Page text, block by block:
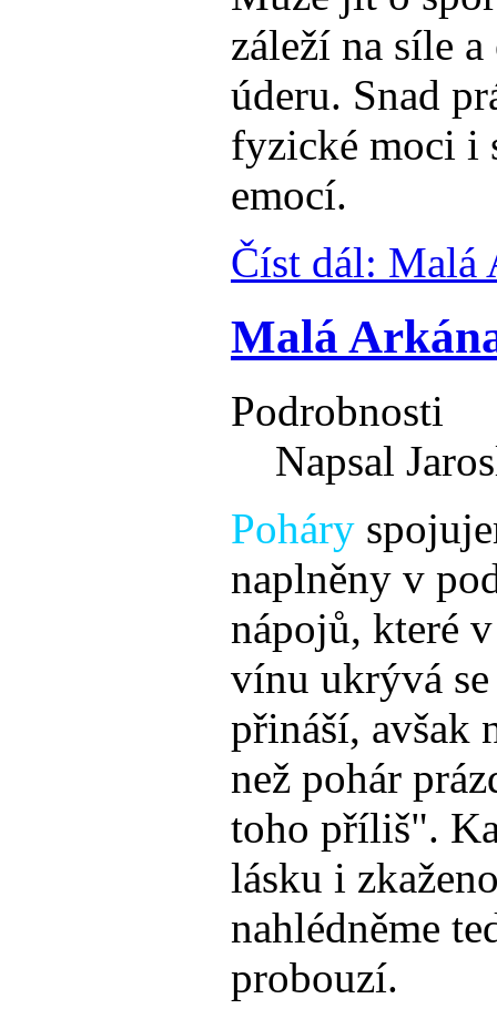
záleží na síle
úderu. Snad
fyzické moci i
emocí.
Číst dál: Malá
Malá
Podrobnosti
Napsal
Poháry
naplněny v
nápojů, které
vínu ukrývá
přináší, avšak
než pohár
toho příliš".
lásku i
nahlédněme
probouzí.